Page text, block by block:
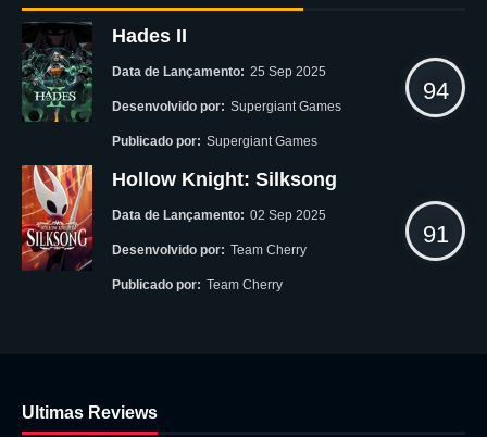
Hades II
Data de Lançamento: 25 Sep 2025
Desenvolvido por: Supergiant Games
Publicado por: Supergiant Games
94
Hollow Knight: Silksong
Data de Lançamento: 02 Sep 2025
Desenvolvido por: Team Cherry
Publicado por: Team Cherry
91
Ultimas Reviews